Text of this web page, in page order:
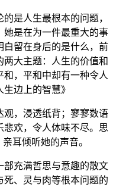
是人生最根本的问题，
她是在为一件最重大的事
白留在身后的是什么，前
大主题：人生的价值和
，平和中却有一种令人
边上的智慧》
观，浸透纸背；寥寥数语
悲欢，令人体味不尽。思
耳倾听她的声音。
部充满哲思与意趣的散文
、灵与肉等根本问题的